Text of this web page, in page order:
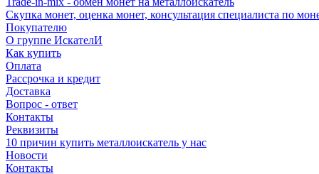
Скупка монет, оценка монет, консультация специалиста по
Покупателю
О группе ИскателИ
Как купить
Оплата
Рассрочка и кредит
Доставка
Вопрос - ответ
Контакты
Реквизиты
10 причин купить металлоискатель у нас
Новости
Контакты